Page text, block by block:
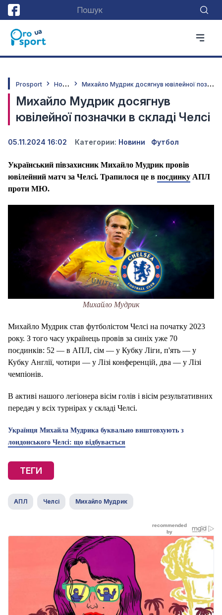
Prosport Н
овини М
ихайло Мудрик досягнув ювілейної позначки в складі Челсі
Михайло Мудрик досягнув
ювілейної позначки в складі Челсі
05.11.2024 16:02 Категории: Новини Футбол
Український півзахисник Михайло Мудрик провів
ювілейний матч за Челсі. Трапилося це в поєдинку АПЛ
проти МЮ.
Михайло Мудрик
Михайло Мудрик став футболістом Челсі на початку 2023
року. З того часу українець провів за синіх уже 70
поєдинків: 52 — в АПЛ, сім — у Кубку Ліги, п'ять — у
Кубку Англії, чотири — у Лізі конференцій, два — у Лізі
чемпіонів.
В активі нашого легіонера вісім голів і вісім результативних
передач у всіх турнірах у складі Челсі.
Українця Михайла Мудрика буквально виштовхують з
лондонського Челсі: що відбувається
ТЕГИ
АПЛ Челсі Михайло Мудрик